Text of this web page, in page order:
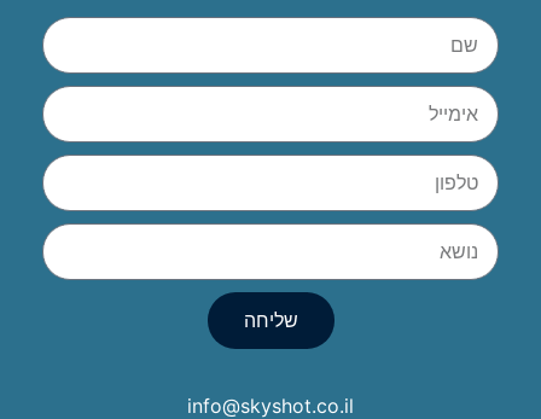
שליחה
info@skyshot.co.il